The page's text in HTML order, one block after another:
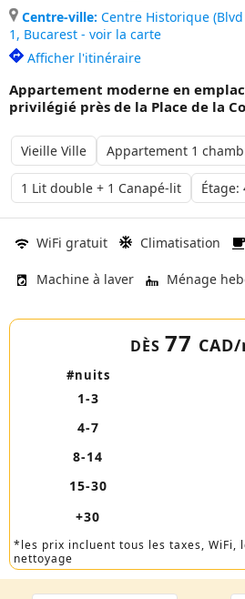
Centre-ville: Centre Historique
1, Bucarest - voir la carte
Afficher l'itinéraire
Appartement moderne en
privilégié près de la Place de la
Vieille Ville Appartement 1
1 Lit double + 1 Canapé-lit Étage:
WiFi gratuit Climatisation
Machine à laver Ménage
DÈS 77 CAD/
#nuits
1-3
4-7
8-14
15-30
+30
*les prix incluent tous les taxes, WiFi,
nettoyage